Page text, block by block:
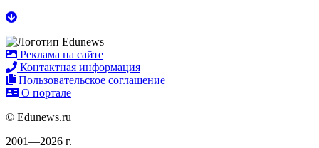
Реклама на сайте
Контактная информация
Пользовательское соглашение
О портале
© Edunews.ru
2001—2026 г.